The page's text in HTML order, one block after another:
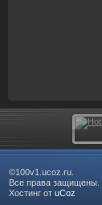
©100v1.ucoz.ru.
Все права защищены.
Хостинг от uCoz